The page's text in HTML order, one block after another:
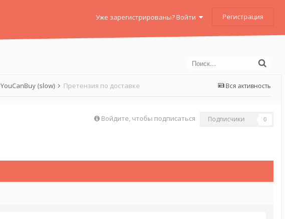
Уже зарегистрированы? Войти Регистрация
Вся активность
(slow) Претензия по доставке
Войдите, чтобы подписаться Подписчики 0